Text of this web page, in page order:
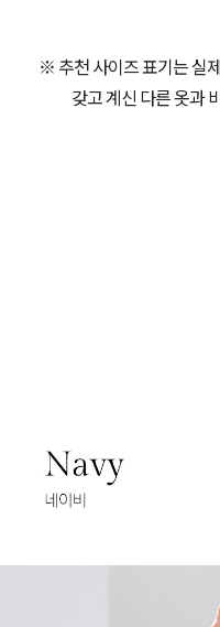
※ 추천 사이즈 표기는 실
갖고 계신 다른 옷과